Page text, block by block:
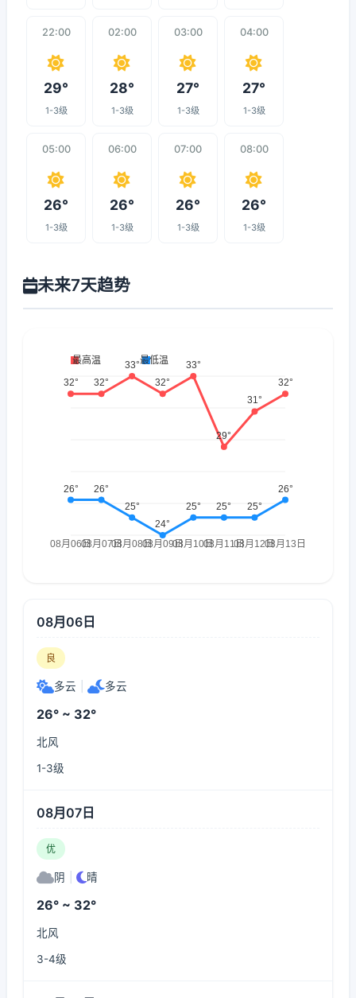
22:00
29°
1-3级
02:00
28°
1-3级
03:00
27°
1-3级
04:00
27°
1-3级
05:00
26°
1-3级
06:00
26°
1-3级
07:00
26°
1-3级
08:00
26°
1-3级
未来7天趋势
08月06日
良
多云 多云
26° ~ 32°
北风
1-3级
08月07日
优
阴 晴
26° ~ 32°
北风
3-4级